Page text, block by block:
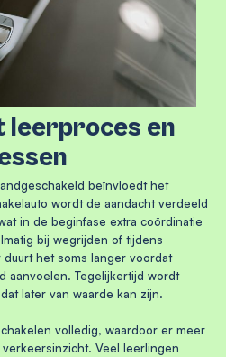
leerproces en
beïnvloedt het
wordt de aandacht verdeeld
in de beginfase extra coördinatie
bij wegrijden of tijdens
het soms langer voordat
aanvoelen. Tegelijkertijd wordt
later van waarde kan zijn.
volledig, waardoor er meer
Veel leerlingen